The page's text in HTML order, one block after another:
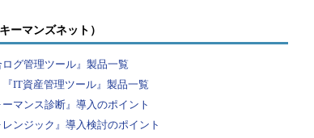
2.6では必要なく（使えない）、カーネル2.4では必要な手順
［試験対策の重要度：（level1）* （level2）*］
ーマンズネット）
グ管理ツール』製品一覧
IT資産管理ツール』製品一覧
マンス診断』導入のポイント
ンジック』導入検討のポイント